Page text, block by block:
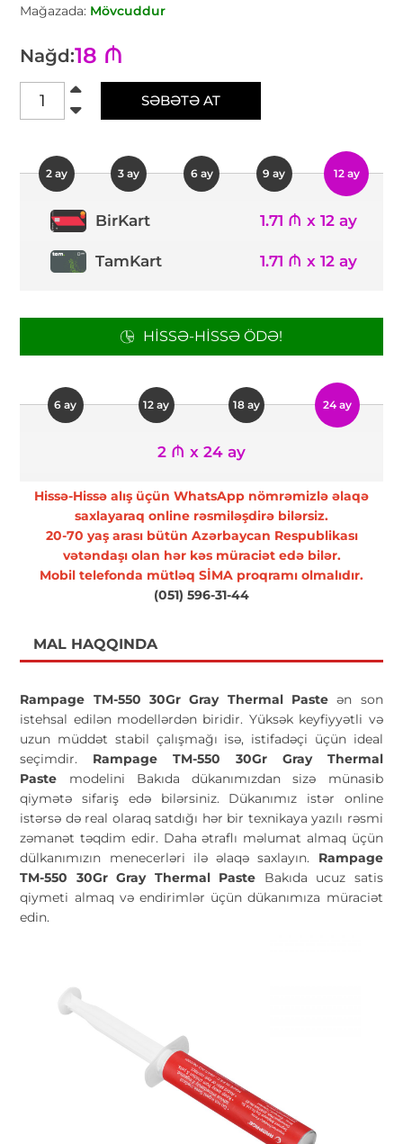
Mağazada: Mövcuddur
Nağd:18 ₼
SƏBƏTƏ AT
2 ay 3 ay 6 ay 9 ay 12 ay
BirKart 1.71 ₼ x 12 ay
TamKart 1.71 ₼ x 12 ay
HISSƏ-HISSƏ ÖDƏ!
6 ay 12 ay 18 ay 24 ay
2 ₼ x 24 ay
Hissə-Hissə alış üçün WhatsApp nömrəmizlə əlaqə
saxlayaraq online rəsmiləşdirə bilərsiz.
20-70 yaş arası bütün Azərbaycan Respublikası
vətəndaşı olan hər kəs müraciət edə bilər.
Mobil telefonda mütləq SİMA proqramı olmalıdır.
(051) 596-31-44
MAL HAQQINDA
Rampage TM-550 30Gr Gray Thermal Pasteən son
istehsal edilən modellərdən biridir. Yüksək keyfiyyətli və
uzun müddət stabil çalışmağı isə, istifadəçi üçün ideal
seçimdir. Rampage TM-550 30Gr Gray Thermal
Paste modelini Bakıda dükanımızdan sizə münasib
qiymətə sifariş edə bilərsiniz. Dükanımız istər online
istərsə də real olaraq satdığı hər bir texnikaya yazılı rəsmi
zəmanət təqdim edir. Daha ətraflı məlumat almaq üçün
dülkanımızın menecerləri ilə əlaqə saxlayın. Rampage
TM-550 30Gr Gray Thermal Paste Bakıda ucuz satis
qiymeti almaq və endirimlər üçün dükanımıza müraciət
edin.